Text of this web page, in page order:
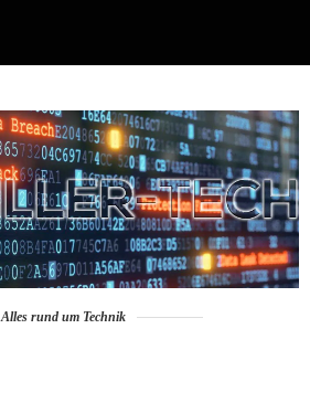
Alles rund um Technik